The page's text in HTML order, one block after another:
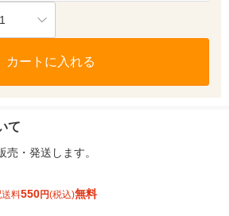
1
カートに入れる
て
売・発送します。
料550円(税込)無料